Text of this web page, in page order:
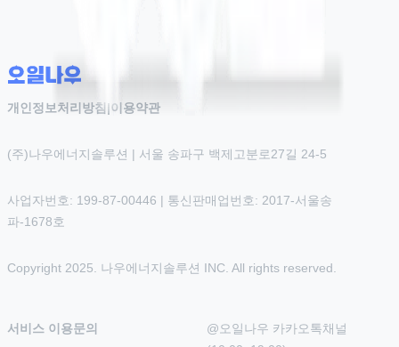
개인정보처리방침|이용약관
(주)나우에너지솔루션 | 서울 송파구 백제고분로27길 24-5
사업자번호: 199-87-00446 | 통신판매업번호: 2017-서울송
파-1678호
Copyright 2025. 나우에너지솔루션 INC. All rights reserved.
서비스 이용문의
@오일나우 카카오톡채널